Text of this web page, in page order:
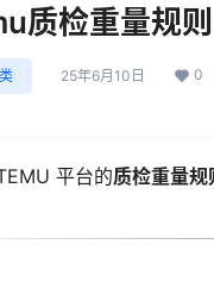
质检重量规
25年6月10日 0
平台的质检重量规